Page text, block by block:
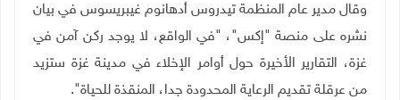
وقال مدير عام المنظمة تيدروس أدهانوم غيبريسوس في بيان
نشره على منصة "إكس"، "في الواقع، لا يوجد ركن آمن في
غزة، التقارير الأخيرة حول أوامر الإخلاء في مدينة غزة ستزيد
من عرقلة تقديم الرعاية المحدودة جدا، المنقذة للحياة".